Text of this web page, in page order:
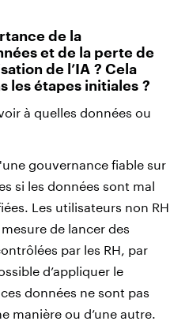
de la
et de la perte de
de l’IA ? Cela
les étapes initiales ?
à quelles données ou
gouvernance fiable sur
si les données sont mal
Les utilisateurs non RH
de lancer des
par les RH, par
d’appliquer le
données ne sont pas
manière ou d’une autre.